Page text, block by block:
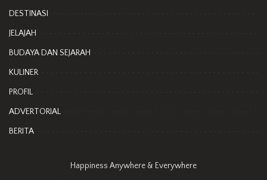
DESTINASI
JELAJAH
BUDAYA DAN SEJARAH
KULINER
PROFIL
ADVERTORIAL
BERITA
Happiness Anywhere & Everywhere